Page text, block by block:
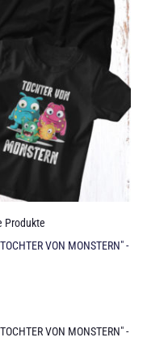
Produkte
VON MONSTERN" -
VON MONSTERN" -